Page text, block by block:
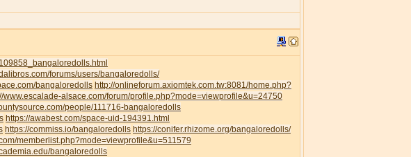
forums/users/bangaloredolls/
bangaloredolls http://onlineforum.axiomtek.com.tw:8081/home.php?
www.escalade-alsace.com/forum/profile.php?mode=viewprofile&u=24750
people/111716-bangaloredolls
https://awabest.com/space-uid-194391.html
https://commiss.io/bangaloredolls https://conifer.rhizome.org/bangaloredolls/
memberlist.php?mode=viewprofile&u=511579
bangaloredolls